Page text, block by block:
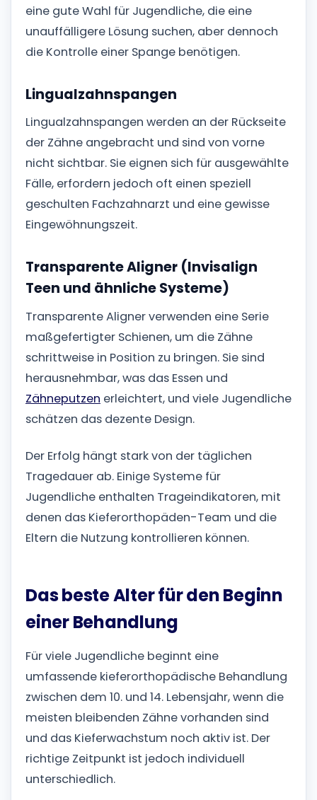
eine gute Wahl für Jugendliche, die eine
unauffälligere Lösung suchen, aber dennoch
die Kontrolle einer Spange benötigen.
Lingualzahnspangen
Lingualzahnspangen werden an der Rückseite
der Zähne angebracht und sind von vorne
nicht sichtbar. Sie eignen sich für ausgewählte
Fälle, erfordern jedoch oft einen speziell
geschulten Fachzahnarzt und eine gewisse
Eingewöhnungszeit.
Transparente Aligner (Invisalign
Teen und ähnliche Systeme)
Transparente Aligner verwenden eine Serie
maßgefertigter Schienen, um die Zähne
schrittweise in Position zu bringen. Sie sind
herausnehmbar, was das Essen und
Zähneputzen erleichtert, und viele Jugendliche
schätzen das dezente Design.
Der Erfolg hängt stark von der täglichen
Tragedauer ab. Einige Systeme für
Jugendliche enthalten Trageindikatoren, mit
denen das Kieferorthopäden-Team und die
Eltern die Nutzung kontrollieren können.
Das beste Alter für den Beginn
einer Behandlung
Für viele Jugendliche beginnt eine
umfassende kieferorthopädische Behandlung
zwischen dem 10. und 14. Lebensjahr, wenn die
meisten bleibenden Zähne vorhanden sind
und das Kieferwachstum noch aktiv ist. Der
richtige Zeitpunkt ist jedoch individuell
unterschiedlich.